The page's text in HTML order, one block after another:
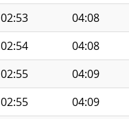
02:53 04:08
02:54 04:08
02:55 04:09
02:55 04:09